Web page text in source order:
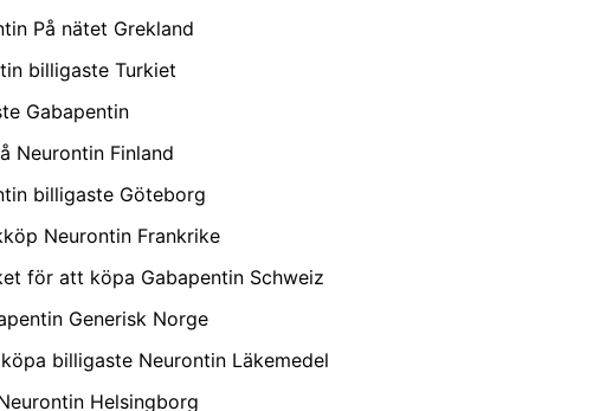
På nätet Grekland
billigaste Turkiet
Gabapentin
Neurontin Finland
billigaste Göteborg
Neurontin Frankrike
för att köpa Gabapentin Schweiz
Generisk Norge
billigaste Neurontin Läkemedel
Helsingborg